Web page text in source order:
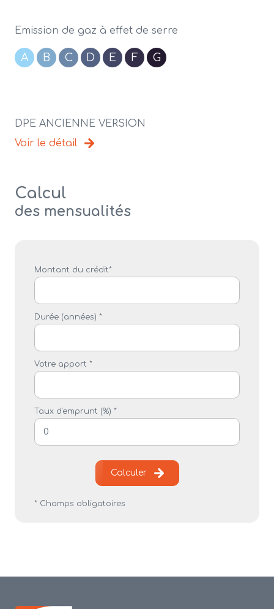
Emission de gaz à effet de serre
A B C D E F G
DPE ANCIENNE VERSION
Voir le détail
Calcul
des mensualités
Montant du crédit*
Durée (années) *
Votre apport *
Taux d'emprunt (%) *
Calculer
* Champs obligatoires